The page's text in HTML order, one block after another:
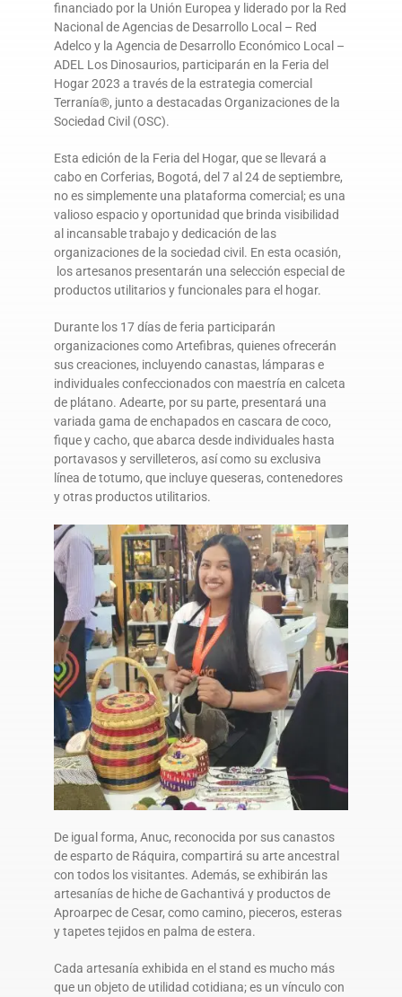
financiado por la Unión Europea y liderado por la Red
Nacional de Agencias de Desarrollo Local – Red
Adelco y la Agencia de Desarrollo Económico Local –
ADEL Los Dinosaurios, participarán en la Feria del
Hogar 2023 a través de la estrategia comercial
Terranía®, junto a destacadas Organizaciones de la
Sociedad Civil (OSC).
Esta edición de la Feria del Hogar, que se llevará a
cabo en Corferias, Bogotá, del 7 al 24 de septiembre,
no es simplemente una plataforma comercial; es una
valioso espacio y oportunidad que brinda visibilidad
al incansable trabajo y dedicación de las
organizaciones de la sociedad civil. En esta ocasión,
los artesanos presentarán una selección especial de
productos utilitarios y funcionales para el hogar.
Durante los 17 días de feria participarán
organizaciones como Artefibras, quienes ofrecerán
sus creaciones, incluyendo canastas, lámparas e
individuales confeccionados con maestría en calceta
de plátano. Adearte, por su parte, presentará una
variada gama de enchapados en cascara de coco,
fique y cacho, que abarca desde individuales hasta
portavasos y servilleteros, así como su exclusiva
línea de totumo, que incluye queseras, contenedores
y otras productos utilitarios.
De igual forma, Anuc, reconocida por sus canastos
de esparto de Ráquira, compartirá su arte ancestral
con todos los visitantes. Además, se exhibirán las
artesanías de hiche de Gachantivá y productos de
Aproarpec de Cesar, como camino, pieceros, esteras
y tapetes tejidos en palma de estera.
Cada artesanía exhibida en el stand es mucho más
que un objeto de utilidad cotidiana; es un vínculo con